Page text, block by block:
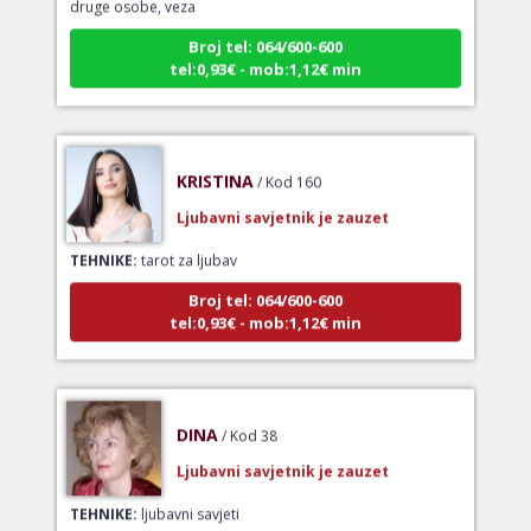
Broj tel: 064/600-600
tel:0,93€ - mob:1,12€ min
TEHNIKE:tarot za ljubav
Broj tel: 064/600-600
tel:0,93€ - mob:1,12€ min
TEHNIKE:ljubavni savjeti